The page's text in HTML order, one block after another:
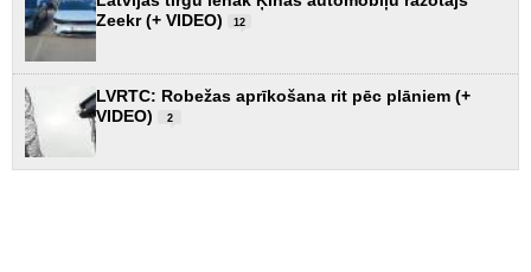
Zeekr (+ VIDEO)
12
LVRTC: Robežas aprīkošana rit pēc plāniem (+
VIDEO)
2